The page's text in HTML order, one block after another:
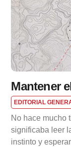
Mantener
EDITORIAL
No hace mucho
significaba leer
instinto y